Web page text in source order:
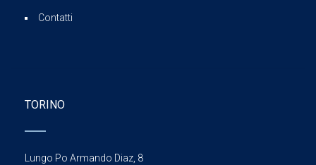
Contatti
TORINO
Lungo Po Armando Diaz, 8